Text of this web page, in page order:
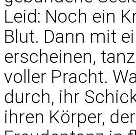
Leid: Noch ein
Blut. Dann mit
erscheinen,
voller Pracht.
durch, ihr
ihren Körper,